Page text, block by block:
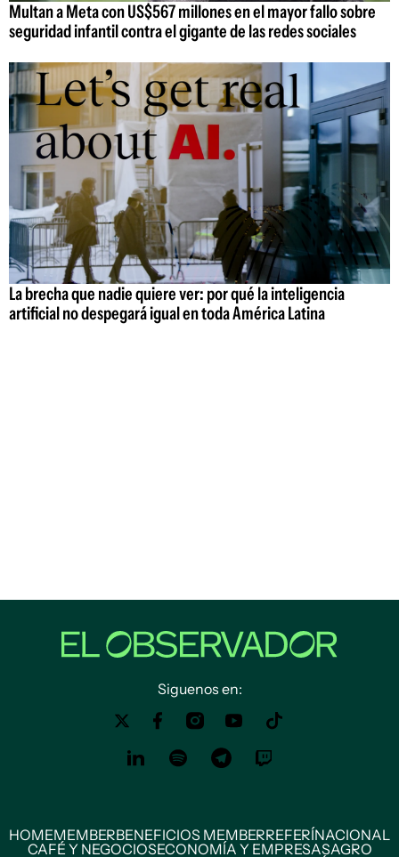
Multan a Meta con US$567 millones en el mayor fallo sobre
seguridad infantil contra el gigante de las redes sociales
La brecha que nadie quiere ver: por qué la inteligencia
artificial no despegará igual en toda América Latina
Siguenos en:
HOMEMEMBERBENEFICIOS MEMBERREFERÍNACIONAL
CAFÉ Y NEGOCIOSECONOMÍA Y EMPRESASAGRO